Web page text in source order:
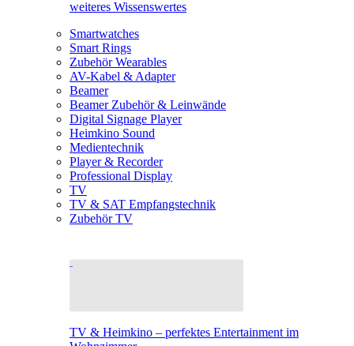
weiteres Wissenswertes
Smartwatches
Smart Rings
Zubehör Wearables
AV-Kabel & Adapter
Beamer
Beamer Zubehör & Leinwände
Digital Signage Player
Heimkino Sound
Medientechnik
Player & Recorder
Professional Display
TV
TV & SAT Empfangstechnik
Zubehör TV
TV & Heimkino – perfektes Entertainment im